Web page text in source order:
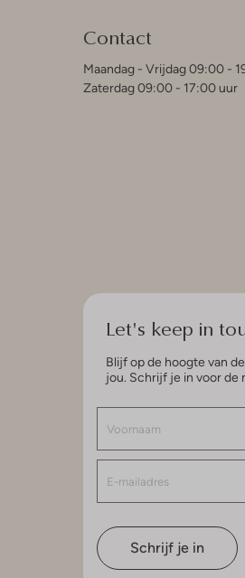
Contact
Maandag - Vrijdag 09:00 -
Zaterdag 09:00 - 17:00 uur
Let's keep in
Blijf op de hoogte van
jou. Schrijf je in voor de
Schrijf je in